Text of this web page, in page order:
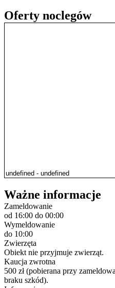
Oferty noclegów
Ważne informacje
Zameldowanie
od 16:00 do 00:00
Wymeldowanie
do 10:00
Zwierzęta
Obiekt nie przyjmuje zwierząt.
Kaucja zwrotna
500 zł (pobierana przy
braku szkód).